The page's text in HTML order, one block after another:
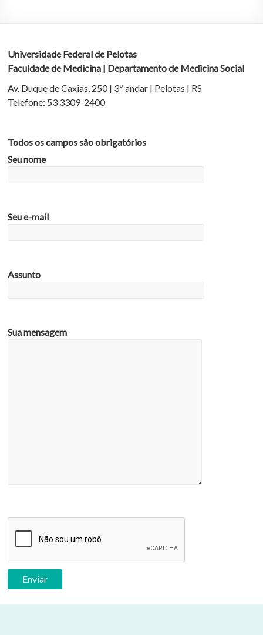
Universidade Federal de Pelotas
Faculdade de Medicina | Departamento de Medicina Social
Av. Duque de Caxias, 250 | 3º andar | Pelotas | RS
Telefone: 53 3309-2400
Todos os campos são obrigatórios
Seu nome
Seu e-mail
Assunto
Sua mensagem